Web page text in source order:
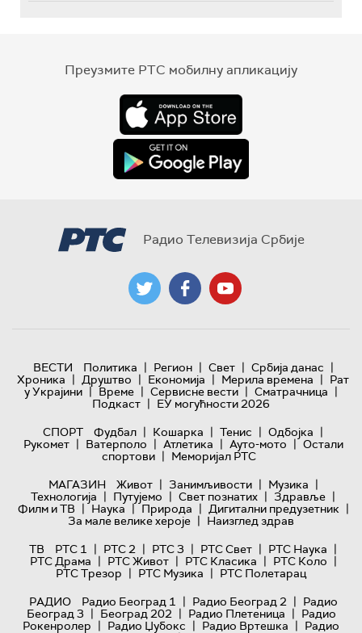
Преузмите РТС мобилну апликацију
Радио Телевизија Србије
ВЕСТИ Политика | Регион | Свет | Србија данас |
Хроника | Друштво | Економија | Мерила времена | Рат
у Украјини | Време | Сервисне вести | Сматрачница |
Подкаст | ЕУ могућности 2026
СПОРТ
Фудбал | Кошарка | Тенис | Одбојка |
Рукомет | Ватерполо | Атлетика | Ауто-мото | Остали
спортови | Меморијал РТС
МАГАЗИН
Живот | Занимљивости | Музика |
Технологијa | Путујемо | Свет познатих | Здравље |
Филм и ТВ | Наука | Природа | Дигитални предузетник |
За мале велике хероје | Наизглед здрав
ТВ
РТС 1 | РТС 2 | РТС 3 | РТС Свет | РТС Наука |
РТС Драма | РТС Живот | РТС Класика | РТС Коло |
РТС Трезор | РТС Музика | РТС Полетарац
РАДИО
Радио Београд 1 | Радио Београд 2 | Радио
Београд 3 | Београд 202 | Радио Плетеница | Радио
Рокенролер | Радио Џубокс | Радио Вртешка | Радио